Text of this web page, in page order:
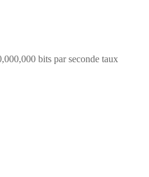
bits par seconde taux